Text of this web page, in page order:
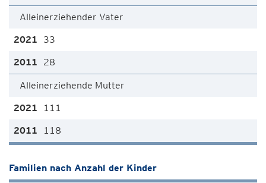
Alleinerziehender Vater
33
28
Alleinerziehende Mutter
111
118
Familien nach Anzahl der Kinder